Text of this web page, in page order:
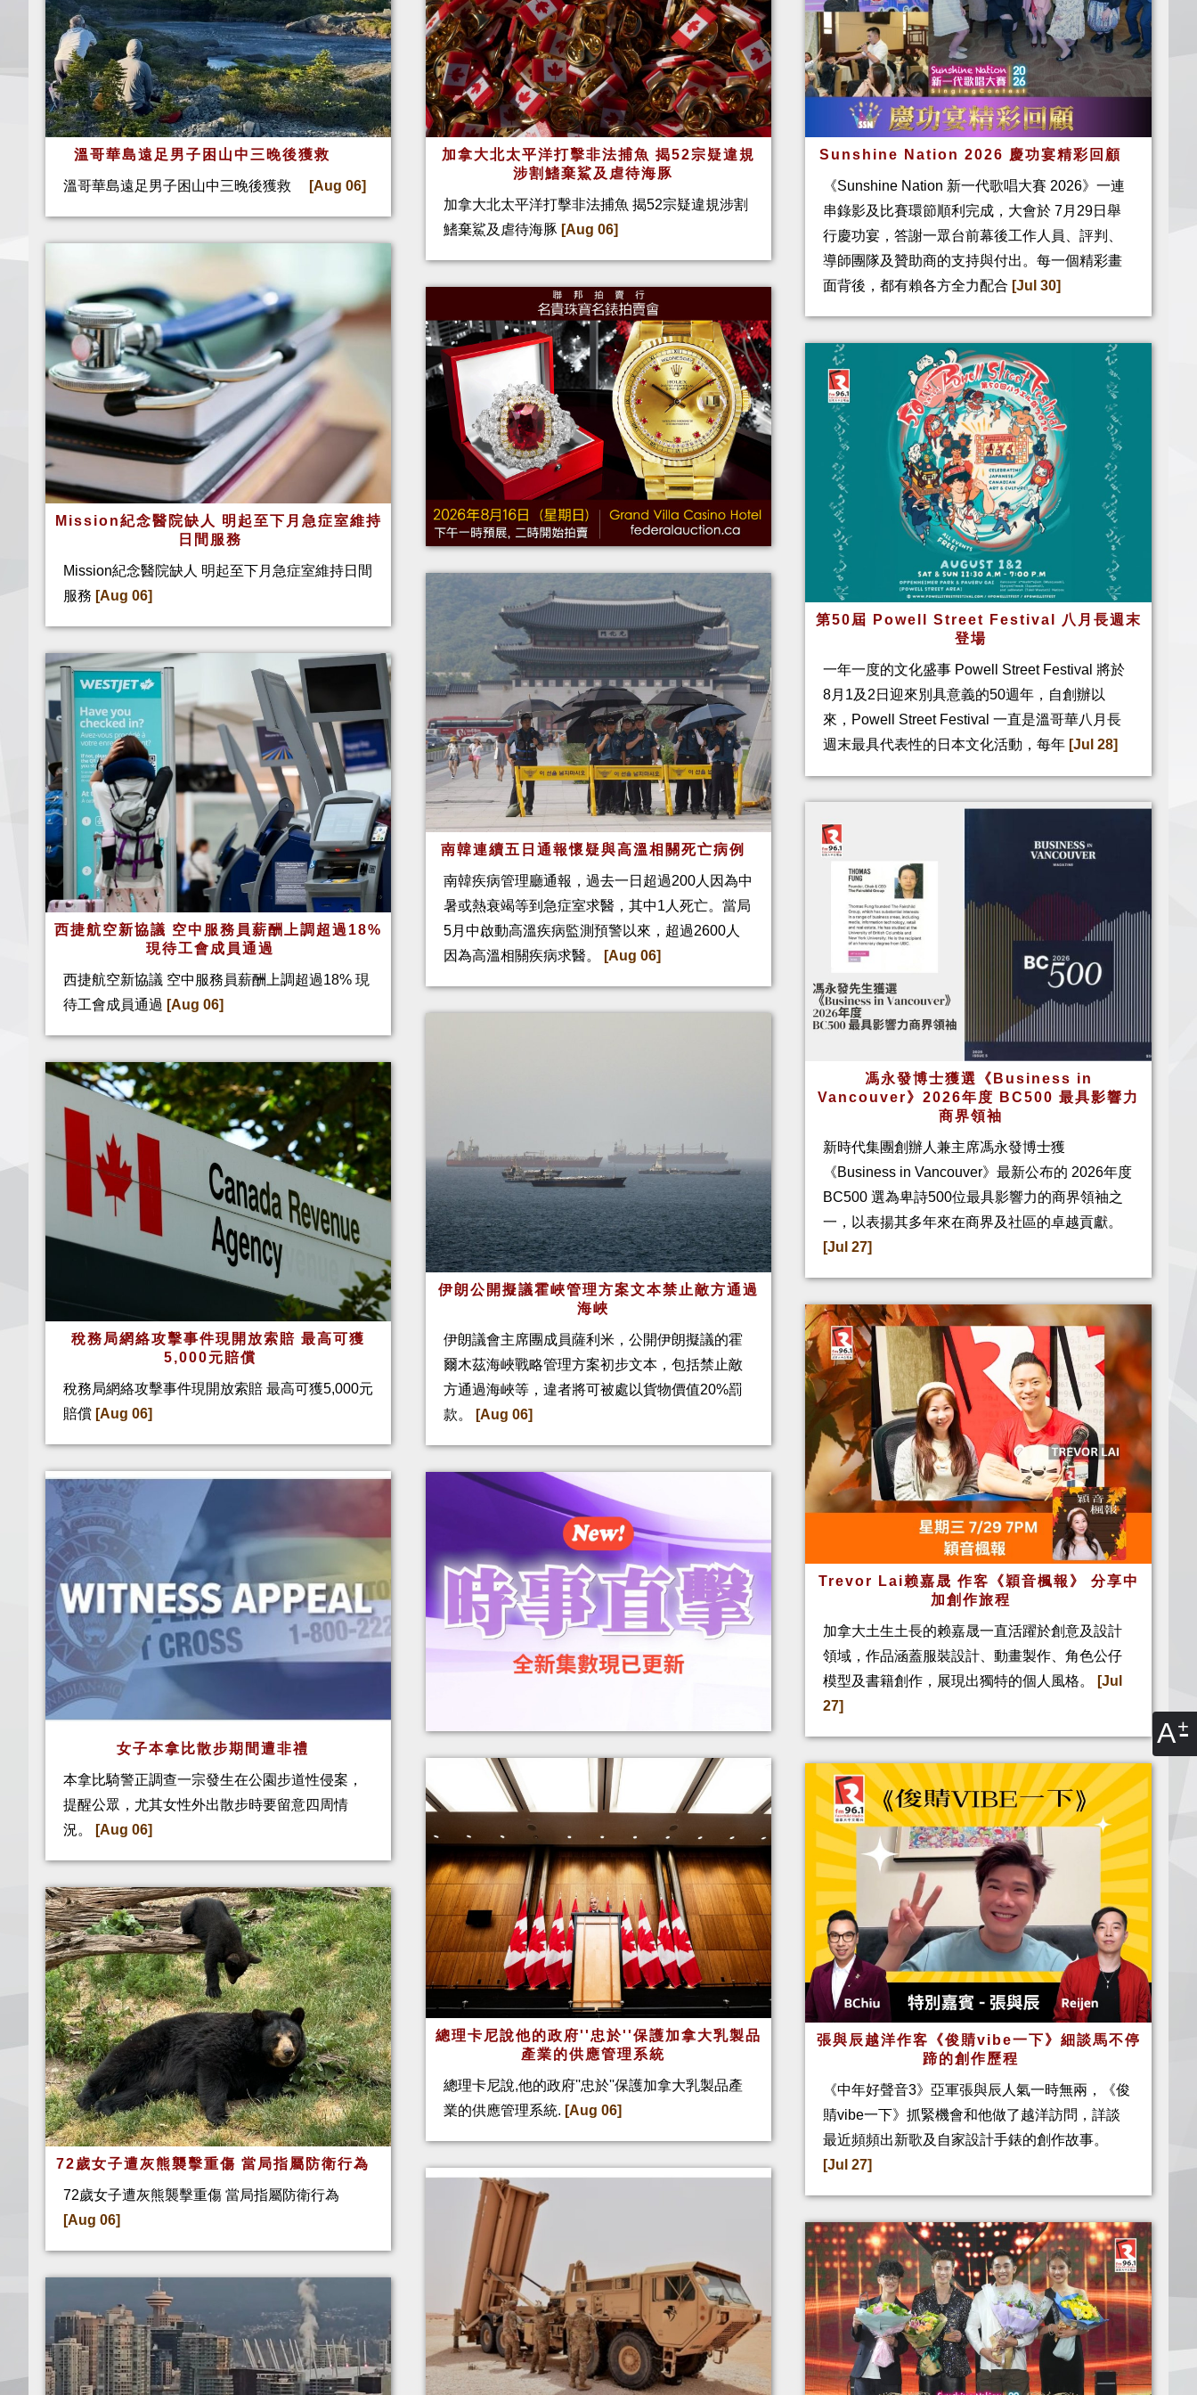
A
溫哥華島遠足男子困山中三晚後獲救
溫哥華島遠足男子困山中三晚後獲救 [Aug 06]
Mission紀念醫院缺人 明起至下月急症室維持
日間服務
Mission紀念醫院缺人 明起至下月急症室維持日間
服務 [Aug 06]
西捷航空新協議 空中服務員薪酬上調超過18%
現待工會成員通過
西捷航空新協議 空中服務員薪酬上調超過18% 現
待工會成員通過 [Aug 06]
稅務局網絡攻擊事件現開放索賠 最高可獲
5,000元賠償
稅務局網絡攻擊事件現開放索賠 最高可獲5,000元
賠償 [Aug 06]
女子本拿比散步期間遭非禮
本拿比騎警正調查一宗發生在公園步道性侵案，
提醒公眾，尤其女性外出散步時要留意四周情
況。
[Aug 06]
72歲女子遭灰熊襲擊重傷 當局指屬防衛行為
72歲女子遭灰熊襲擊重傷 當局指屬防衛行為
[Aug 06]
加拿大北太平洋打擊非法捕魚 揭52宗疑違規
涉割鰭棄鯊及虐待海豚
加拿大北太平洋打擊非法捕魚 揭52宗疑違規涉割
鰭棄鯊及虐待海豚 [Aug 06]
南韓連續五日通報懷疑與高溫相關死亡病例
南韓疾病管理廳通報，過去一日超過200人因為中
暑或熱衰竭等到急症室求醫，其中1人死亡。當局
5月中啟動高溫疾病監測預警以來，超過2600人
因為高溫相關疾病求醫。
[Aug 06]
伊朗公開擬議霍峽管理方案文本禁止敵方通過
海峽
伊朗議會主席團成員薩利米，公開伊朗擬議的霍
爾木茲海峽戰略管理方案初步文本，包括禁止敵
方通過海峽等，違者將可被處以貨物價值20%罰
款。
[Aug 06]
總理卡尼說他的政府''忠於''保護加拿大乳製品
產業的供應管理系統
總理卡尼說,他的政府''忠於''保護加拿大乳製品產
業的供應管理系統. [Aug 06]
Sunshine Nation 2026 慶功宴精彩回顧
《Sunshine Nation 新一代歌唱大賽 2026》一連
串錄影及比賽環節順利完成，大會於 7月29日舉
行慶功宴，答謝一眾台前幕後工作人員、評判、
導師團隊及贊助商的支持與付出。每一個精彩畫
面背後，都有賴各方全力配合 [Jul 30]
第50屆 Powell Street Festival 八月長週末
登場
一年一度的文化盛事 Powell Street Festival 將於
8月1及2日迎來別具意義的50週年，自創辦以
來，Powell Street Festival 一直是溫哥華八月長
週末最具代表性的日本文化活動，每年 [Jul 28]
馮永發博士獲選《Business in
Vancouver》2026年度 BC500 最具影響力
商界領袖
新時代集團創辦人兼主席馮永發博士獲
《Business in Vancouver》最新公布的 2026年度
BC500 選為卑詩500位最具影響力的商界領袖之
一，以表揚其多年來在商界及社區的卓越貢獻。
[Jul 27]
Trevor Lai赖嘉晟 作客《穎音楓報》 分享中
加創作旅程
加拿大土生土長的赖嘉晟一直活躍於創意及設計
領域，作品涵蓋服裝設計、動畫製作、角色公仔
模型及書籍創作，展現出獨特的個人風格。
[Jul
27]
張與辰越洋作客《俊䝼vibe一下》細談馬不停
蹄的創作歷程
《中年好聲音3》亞軍張與辰人氣一時無兩，《俊
䝼vibe一下》抓緊機會和他做了越洋訪問，詳談
最近頻頻出新歌及自家設計手錶的創作故事。
[Jul 27]